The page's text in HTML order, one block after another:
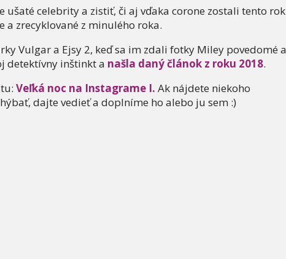
ušaté celebrity a zistiť, či aj vďaka corone zostali tento rok
a zrecyklované z minulého roka.
Vulgar a Ejsy 2, keď sa im zdali fotky Miley povedomé a
detektívny inštinkt a našla daný článok z roku 2018.
Veľká noc na Instagrame I. Ak nájdete niekoho
dajte vedieť a doplníme ho alebo ju sem :)